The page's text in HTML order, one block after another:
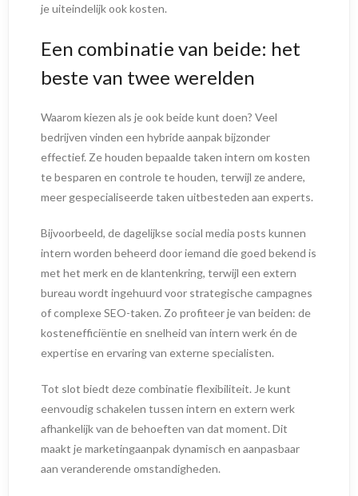
je uiteindelijk ook kosten.
Een combinatie van beide: het
beste van twee werelden
Waarom kiezen als je ook beide kunt doen? Veel
bedrijven vinden een hybride aanpak bijzonder
effectief. Ze houden bepaalde taken intern om kosten
te besparen en controle te houden, terwijl ze andere,
meer gespecialiseerde taken uitbesteden aan experts.
Bijvoorbeeld, de dagelijkse social media posts kunnen
intern worden beheerd door iemand die goed bekend is
met het merk en de klantenkring, terwijl een extern
bureau wordt ingehuurd voor strategische campagnes
of complexe SEO-taken. Zo profiteer je van beiden: de
kostenefficiëntie en snelheid van intern werk én de
expertise en ervaring van externe specialisten.
Tot slot biedt deze combinatie flexibiliteit. Je kunt
eenvoudig schakelen tussen intern en extern werk
afhankelijk van de behoeften van dat moment. Dit
maakt je marketingaanpak dynamisch en aanpasbaar
aan veranderende omstandigheden.